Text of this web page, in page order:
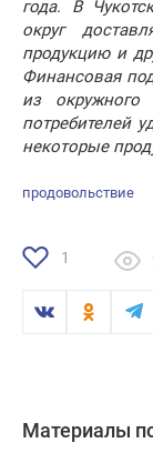
года. В
округ
продукцию и
Финансовая
из окружного
потребителей
некоторые
продовольствие
1
Материалы